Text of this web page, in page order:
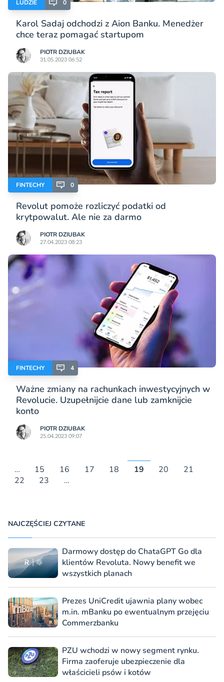
LUDZIE 0
Karol Sadaj odchodzi z Aion Banku. Menedżer
chce teraz pomagać startupom
PIOTR DZIUBAK
31.05.2023 06:52
FINTECHY 0
Revolut pomoże rozliczyć podatki od
krytpowalut. Ale nie za darmo
PIOTR DZIUBAK
27.04.2023 08:23
FINTECHY 4
Ważne zmiany na rachunkach inwestycyjnych w
Revolucie. Uzupełnijcie dane lub zamknijcie
konto
PIOTR DZIUBAK
25.04.2023 09:07
… 15 16 17 18 19 20
21
22
23 …
NAJCZĘŚCIEJ CZYTANE
Darmowy dostęp do ChataGPT Go dla
klientów Revoluta. Nowy benefit we
wszystkich planach
Prezes UniCredit ujawnia plany wobec
m.in. mBanku po ewentualnym przejęciu
Commerzbanku
PZU wchodzi w nowy segment rynku.
Firma zaoferuje ubezpieczenie dla
właścicieli psów i kotów